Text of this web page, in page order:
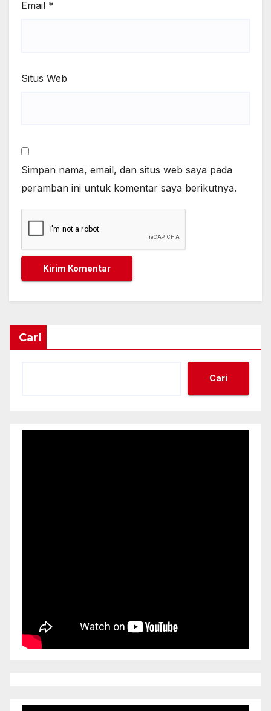
Email *
Situs Web
Simpan nama, email, dan situs web saya pada
peramban ini untuk komentar saya berikutnya.
Cari
Cari